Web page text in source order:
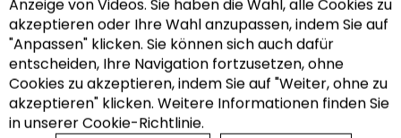
Recherche
jenseits der grenze
01/2023
Grenzüberschreitendes
Mobilität und Transport
Anzeige von Videos. Sie haben die Wahl, alle Cookies zu
akzeptieren oder Ihre Wahl anzupassen, indem Sie auf
"Anpassen" klicken. Sie können sich auch dafür
entscheiden, Ihre Navigation fortzusetzen, ohne
Cookies zu akzeptieren, indem Sie auf "Weiter, ohne zu
akzeptieren" klicken. Weitere Informationen finden Sie
in unserer Cookie-Richtlinie.